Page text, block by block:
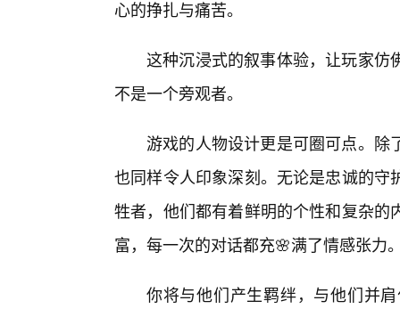
心的挣扎与痛苦。
这种沉浸式的叙事体验，让玩家仿
不是一个旁观者。
游戏的人物设计更是可圈可点。除
也同样令人印象深刻。无论是忠诚的
牲者，他们都有着鲜明的个性和复杂
富，每一次的对话都充🌸满了情感张力
你将与他们产生羁绊，与他们并